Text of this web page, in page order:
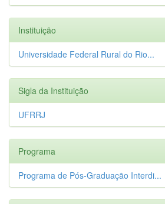
Instituição
Universidade Federal Rural do Rio...
Sigla da Instituição
UFRRJ
Programa
Programa de Pós-Graduação Interdi...